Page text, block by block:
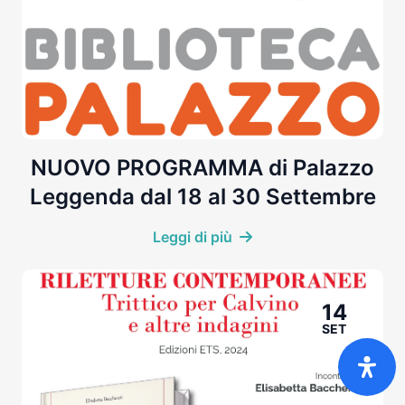
NUOVO PROGRAMMA di Palazzo
Leggenda dal 18 al 30 Settembre
Leggi di più
14
SET